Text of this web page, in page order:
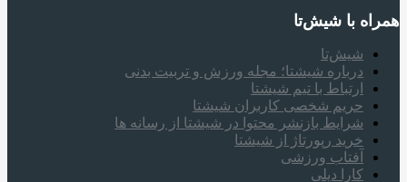
همراه‌ با شیش‌تا
شیش‌تا
درباره شیشتا؛ مجله ورزش و تربیت بدنی
ارتباط با تیم شیشتا
حریم شخصی کاربران شیشتا
شرایط بازنشر محتوا در شیشتا از رسانه ها
خرید رپورتاژ از شیشتا
آفتاب ورزشی
کارا دیلی